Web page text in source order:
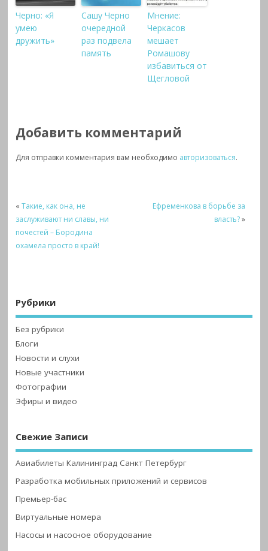
Черно: «Я
умею
дружить»
Сашу Черно
очередной
раз подвела
память
Мнение:
Черкасов
мешает
Ромашову
избавиться от
Щегловой
Добавить комментарий
Для отправки комментария вам необходимо авторизоваться.
«Такие, как она, не
заслуживают ни славы, ни
почестей – Бородина
охамела просто в край!
Ефременкова в борьбе за
власть?»
Рубрики
Без рубрики
Блоги
Новости и слухи
Новые участники
Фотографии
Эфиры и видео
Свежие Записи
Авиабилеты Калининград Санкт Петербург
Разработка мобильных приложений и сервисов
Премьер-бас
Виртуальные номера
Насосы и насосное оборудование